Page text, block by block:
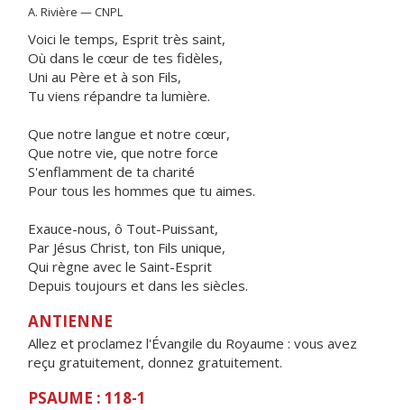
A. Rivière — CNPL
Voici le temps, Esprit très saint,
Où dans le cœur de tes fidèles,
Uni au Père et à son Fils,
Tu viens répandre ta lumière.
Que notre langue et notre cœur,
Que notre vie, que notre force
S'enflamment de ta charité
Pour tous les hommes que tu aimes.
Exauce-nous, ô Tout-Puissant,
Par Jésus Christ, ton Fils unique,
Qui règne avec le Saint-Esprit
Depuis toujours et dans les siècles.
ANTIENNE
Allez et proclamez l'Évangile du Royaume : vous avez
reçu gratuitement, donnez gratuitement.
PSAUME : 118-1